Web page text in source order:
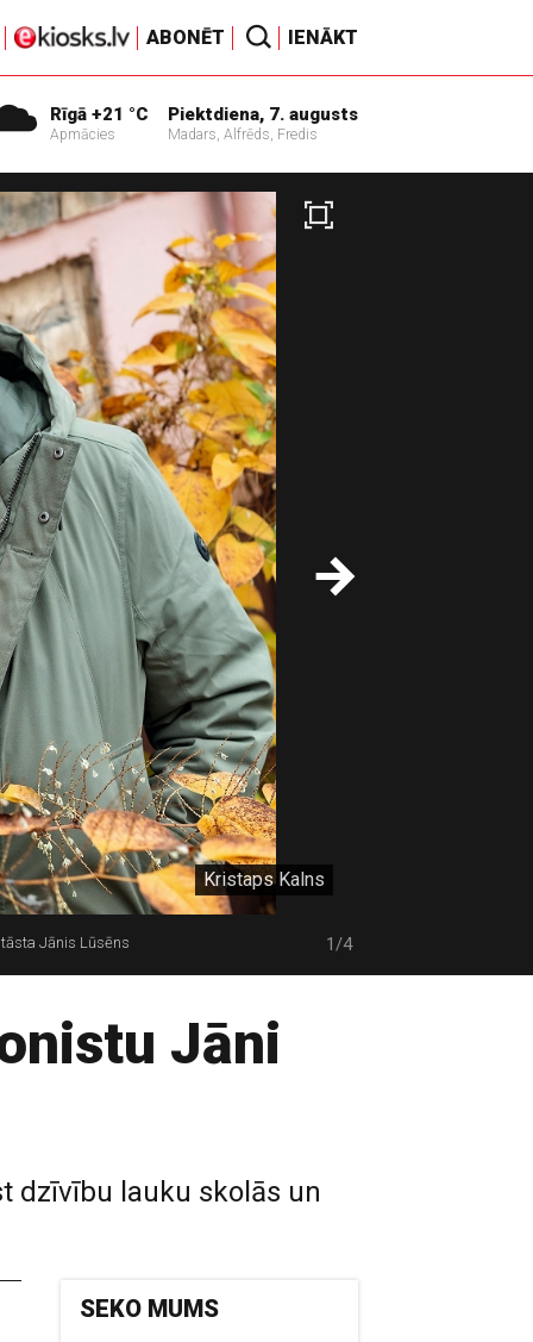
ABONĒT IENĀKT
Rīgā +21 °C
Apmācies
Piektdiena, 7. augusts
Madars, Alfrēds, Fredis
Kristaps Kalns
Jānis Lūsēns 1/4
Jāni
dzīvību lauku skolās un
SEKO MUMS